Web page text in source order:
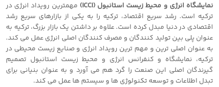
نمایشگاه انرژی و محیط زیست استانبول (ICCI)
مهمترین رویداد انرژی در
ترکیه است. رشد سریع اقتصاد، ترکیه را به یکی از بازارهای سریع رشد
اقتصادی در دنیا مبدل کرده است. علاوه بر داشتن یک بازار بزرگ، ترکیه به
عنوان پلی بین تولید کنندگان و مصرف کنندگان اصلی انرژی عمل می کند.
به عنوان اصلی ترین و مهم ترین رویداد انرژی و صنایع زیست محیطی در
ترکیه، نمایشگاه و کنفرانس انرژی و محیط زیست استانبول تصمیم
گیرندگان اصلی این صنعت را گرد هم می آورد و به عنوان بنیانی برای
تبدل اطلاعات و توسعه تکنولوژی ها و سیستم ها عمل می کند.